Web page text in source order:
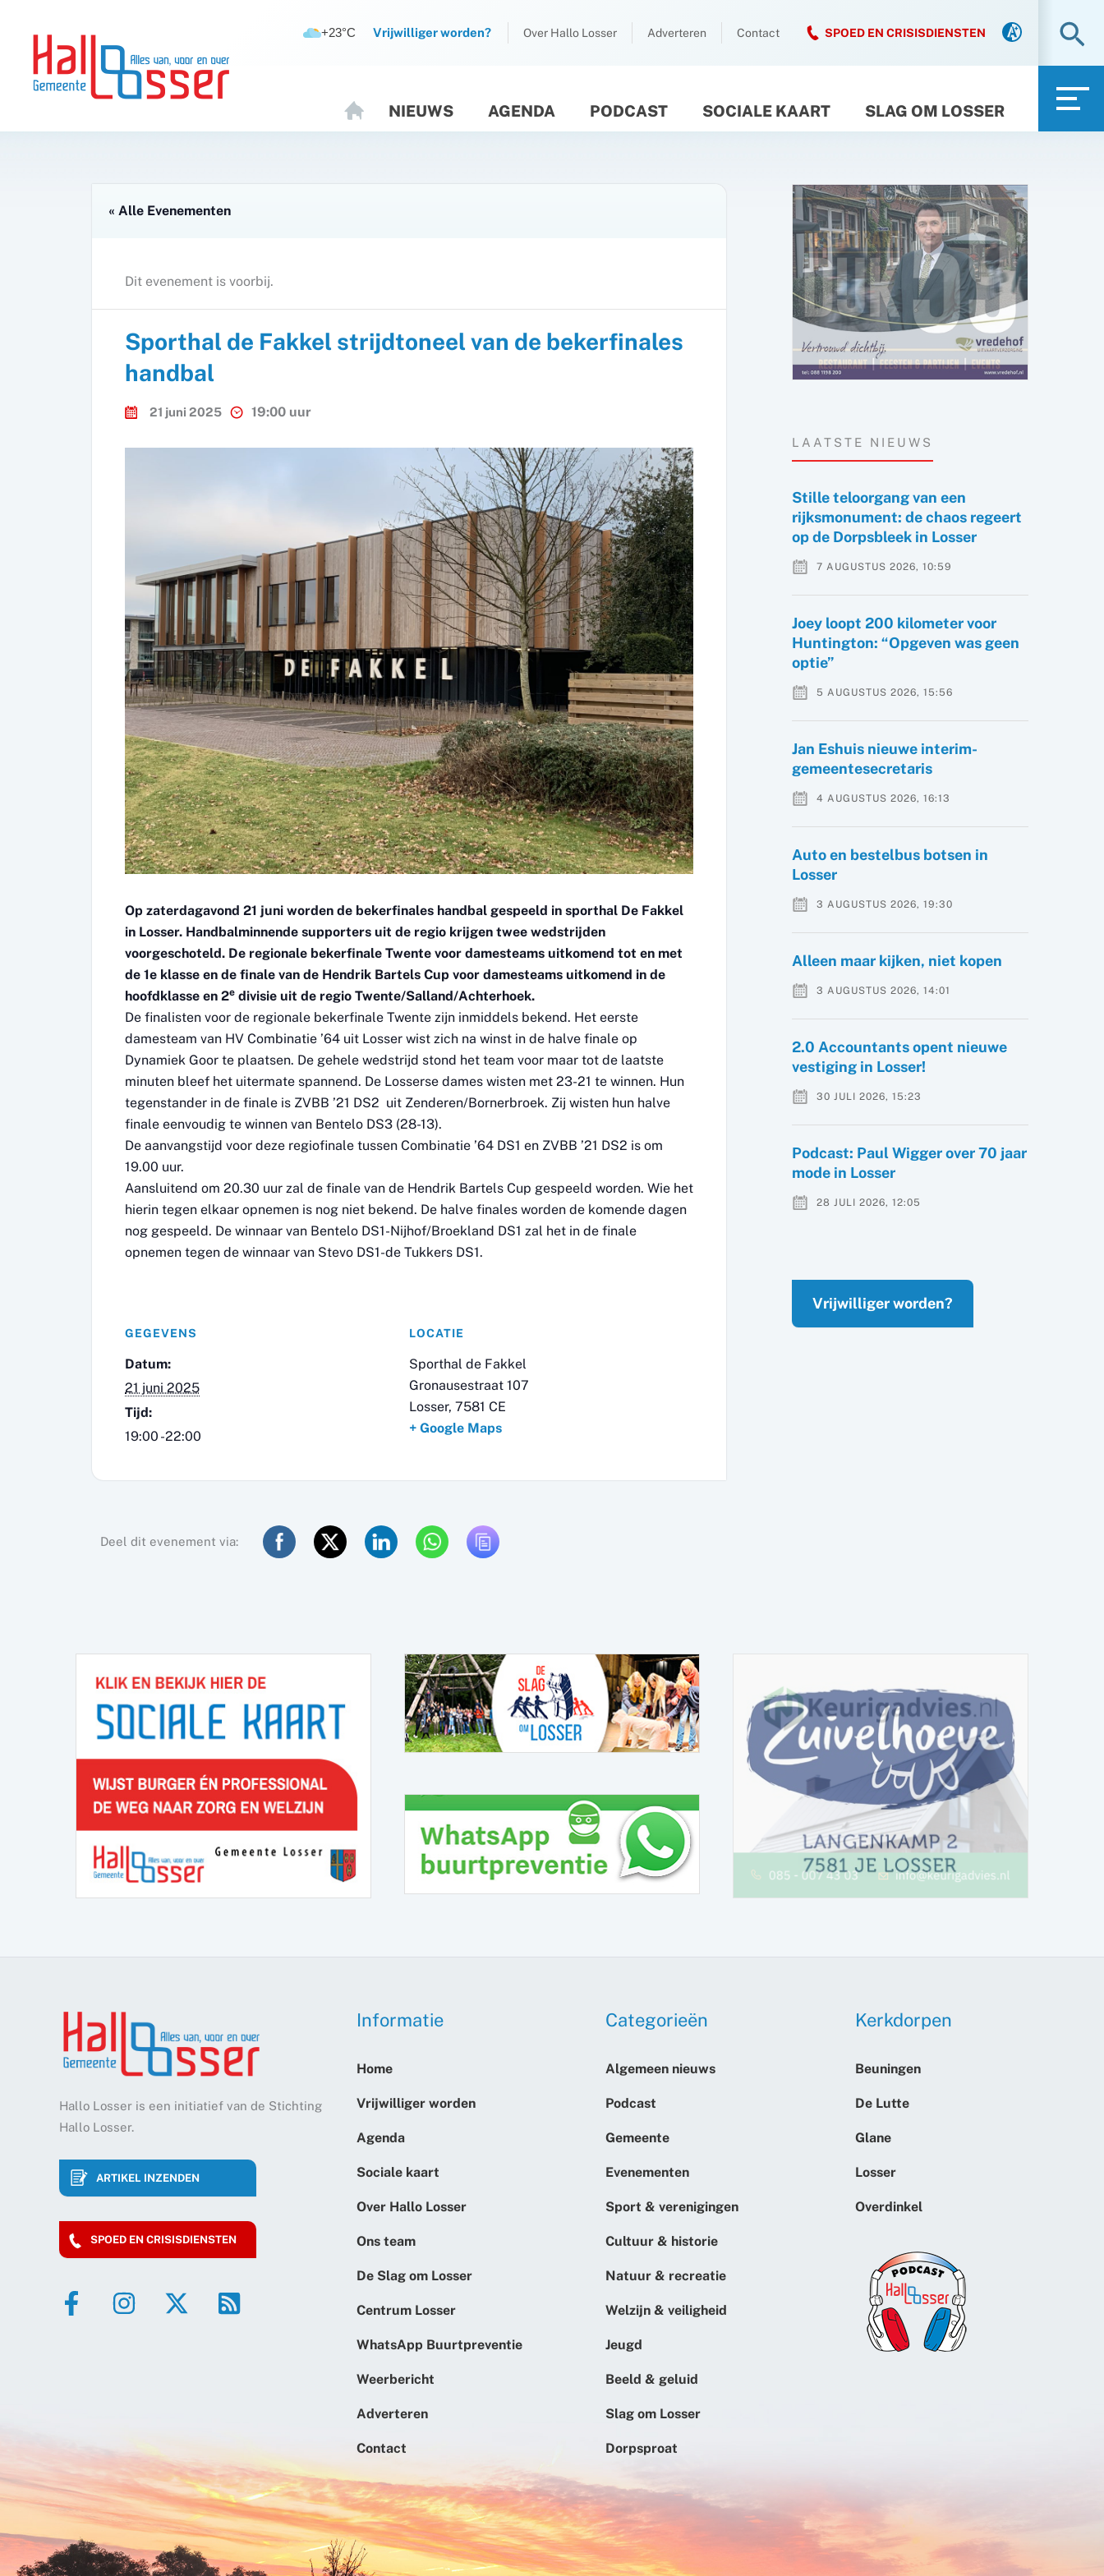
inhoud
inhoud
+23°C Vrijwilliger worden? Over Hallo Losser Adverteren Contact SPOED EN CRISISDIENSTEN
O
M
NIEUWS AGENDA PODCAST SOCIALE KAART SLAG OM LOSSER
« Alle Evenementen
Dit evenement is voorbij.
Sporthal de Fakkel strijdtoneel van de bekerfinales
handbal
21 juni 2025 19:00 uur
Op zaterdagavond 21 juni worden de bekerfinales handbal gespeeld in sporthal De Fakkel
in Losser. Handbalminnende supporters uit de regio krijgen twee wedstrijden
voorgeschoteld. De regionale bekerfinale Twente voor damesteams uitkomend tot en met
de 1e klasse en de finale van de Hendrik Bartels Cup voor damesteams uitkomend in de
hoofdklasse en 2e divisie uit de regio Twente/Salland/Achterhoek.
De finalisten voor de regionale bekerfinale Twente zijn inmiddels bekend. Het eerste
damesteam van HV Combinatie ’64 uit Losser wist zich na winst in de halve finale op
Dynamiek Goor te plaatsen. De gehele wedstrijd stond het team voor maar tot de laatste
minuten bleef het uitermate spannend. De Losserse dames wisten met 23-21 te winnen. Hun
tegenstander in de finale is ZVBB ’21 DS2 uit Zenderen/Bornerbroek. Zij wisten hun halve
finale eenvoudig te winnen van Bentelo DS3 (28-13).
De aanvangstijd voor deze regiofinale tussen Combinatie ’64 DS1 en ZVBB ’21 DS2 is om
19.00 uur.
Aansluitend om 20.30 uur zal de finale van de Hendrik Bartels Cup gespeeld worden. Wie het
hierin tegen elkaar opnemen is nog niet bekend. De halve finales worden de komende dagen
nog gespeeld. De winnaar van Bentelo DS1-Nijhof/Broekland DS1 zal het in de finale
opnemen tegen de winnaar van Stevo DS1-de Tukkers DS1.
GEGEVENS
Datum:
21 juni 2025
Tijd:
19:00 -22:00
LOCATIE
Sporthal de Fakkel
Gronausestraat 107
Losser, 7581 CE
+ Google Maps
Deel dit evenement via:
LAATSTE NIEUWS
Stille teloorgang van een
rijksmonument: de chaos regeert
op de Dorpsbleek in Losser
7 AUGUSTUS 2026, 10:59
Joey loopt 200 kilometer voor
Huntington: “Opgeven was geen
optie”
5 AUGUSTUS 2026, 15:56
Jan Eshuis nieuwe interim-
gemeentesecretaris
4 AUGUSTUS 2026, 16:13
Auto en bestelbus botsen in
Losser
3 AUGUSTUS 2026, 19:30
Alleen maar kijken, niet kopen
3 AUGUSTUS 2026, 14:01
2.0 Accountants opent nieuwe
vestiging in Losser!
30 JULI 2026, 15:23
Podcast: Paul Wigger over 70 jaar
mode in Losser
28 JULI 2026, 12:05
Vrijwilliger worden?
Hallo Losser is een initiatief van de Stichting
Hallo Losser.
ARTIKEL INZENDEN
SPOED EN CRISISDIENSTEN
Informatie
Home
Vrijwilliger worden
Agenda
Sociale kaart
Over Hallo Losser
Ons team
De Slag om Losser
Centrum Losser
WhatsApp Buurtpreventie
Weerbericht
Adverteren
Contact
Categorieën
Algemeen nieuws
Podcast
Gemeente
Evenementen
Sport & verenigingen
Cultuur & historie
Natuur & recreatie
Welzijn & veiligheid
Jeugd
Beeld & geluid
Slag om Losser
Dorpsproat
Kerkdorpen
Beuningen
De Lutte
Glane
Losser
Overdinkel